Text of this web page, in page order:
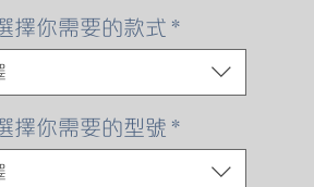
價
擇你需要的款式 *
擇你需要的型號 *